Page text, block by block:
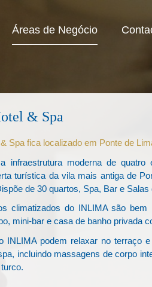
Áreas de Negócio
& Spa
Spa fica localizado em Ponte de
infraestrutura moderna de
turística da vila mais antiga de
de 30 quartos, Spa, Bar e Salas
climatizados do INLIMA são bem
mini-bar e casa de banho privada
INLIMA podem relaxar no terraço
incluindo massagens de corpo